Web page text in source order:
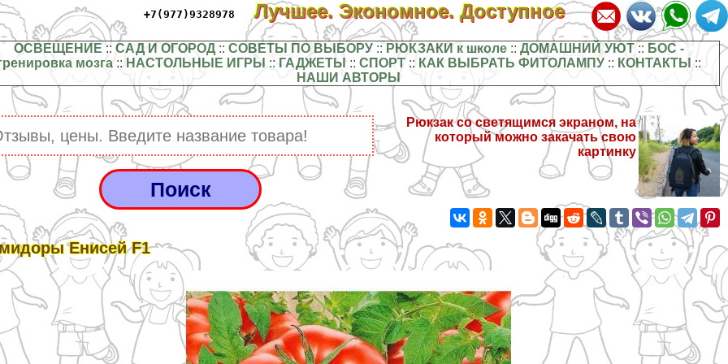
+7(977)9328978 Лучшее. Экономное. Доступное
ОСВЕЩЕНИЕ :: САД И ОГОРОД:: СОВЕТЫ ПО ВЫБОРУ:: РЮКЗАКИ к школе:: ДОМАШНИЙ УЮТ:: БОС -
мозга :: НАСТОЛЬНЫЕ ИГРЫ :: ГАДЖЕТЫ ::СПОРТ :: КАК ВЫБРАТЬ ФИТОЛАМПУ :: КОНТАКТЫ ::
НАШИ АВТОРЫ
Рюкзак со светящимся экраном, на
который можно закачать свою
картинку
Енисей F1